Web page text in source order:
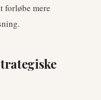
forløbe mere